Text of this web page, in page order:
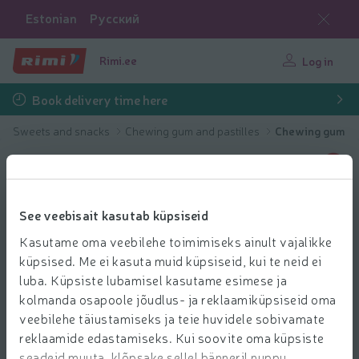
See veebisait kasutab küpsiseid
Kasutame oma veebilehe toimimiseks ainult vajalikke
küpsised. Me ei kasuta muid küpsiseid, kui te neid ei
luba. Küpsiste lubamisel kasutame esimese ja
kolmanda osapoole jõudlus- ja reklaamiküpsiseid oma
veebilehe täiustamiseks ja teie huvidele sobivamate
reklaamide edastamiseks. Kui soovite oma küpsiste
Estonian Русский
Rimi.ee Log in
Book delivery time here
Sweets and snacks Chewing gum and pastilles Chewing gum